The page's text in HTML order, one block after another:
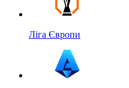
Ліга Європи